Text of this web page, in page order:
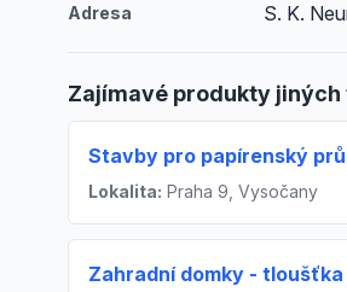
Adresa S. K.
Zajímavé produkty jiných
Stavby pro papírenský
Lokalita: Praha 9, Vysočany
Zahradní domky -